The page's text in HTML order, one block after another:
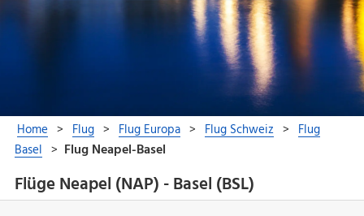
Flüge Neapel (NAP) - Basel (BSL)